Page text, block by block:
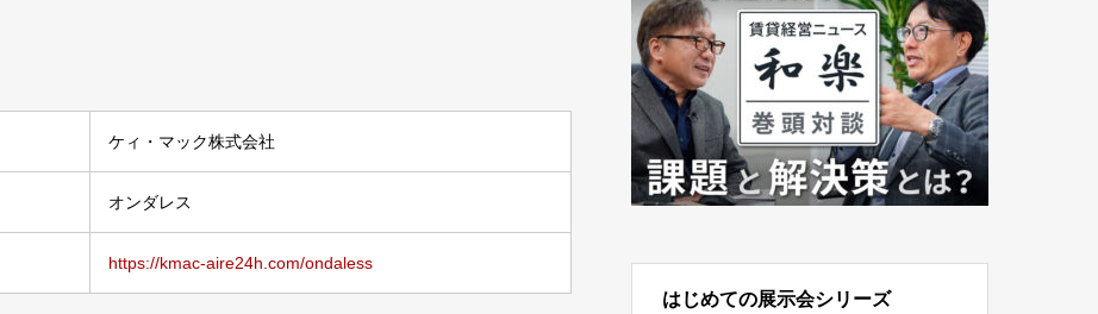
ケィ・マック株式会社
オンダレス
https://kmac-aire24h.com/ondaless
はじめての展示会シリーズ